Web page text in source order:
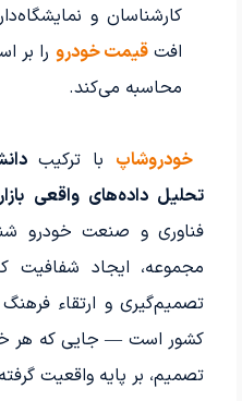
کارشناسان و
افتقیمت خودرو را بر
محاسبه می‌کند.
خودروشاپ با ترکیب
تحلیل داده‌های واقعی
فناوری و صنعت خودرو
مجموعه، ایجاد شفافیت
تصمیم‌گیری و ارتقاء
کشور است — جایی که هر
تصمیم، بر پایه واقعیت